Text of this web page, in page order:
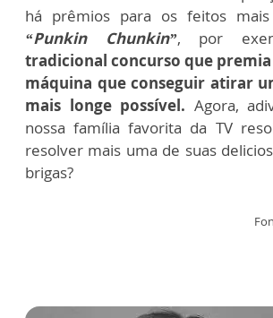
há prêmios para os feitos
“Punkin Chunkin”, por
tradicional concurso que
máquina que conseguir atirar
mais longe possível. Agora,
nossa família favorita da TV
resolver mais uma de suas
brigas?